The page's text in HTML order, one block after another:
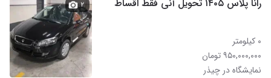
رانا پلاس ۱۴۰۵ تحویل آنی فقط اقساط
۰ کیلومتر
۹۵۰,۰۰۰,۰۰۰ تومان
نمایشگاه در چیذر
۲